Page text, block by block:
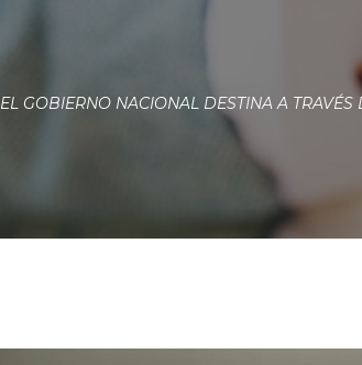
EL GOBIERNO NACIONAL DESTINA A